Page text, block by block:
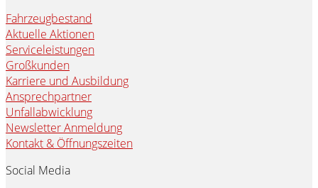
Fahrzeugbestand
Aktuelle Aktionen
Serviceleistungen
Großkunden
Karriere und Ausbildung
Ansprechpartner
Unfallabwicklung
Newsletter Anmeldung
Kontakt & Öffnungszeiten
Social Media